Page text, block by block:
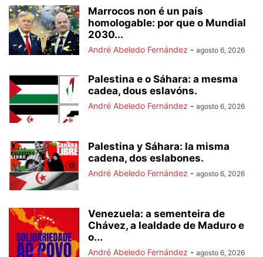
Marrocos non é un país
homologable: por que o Mundial
2030...
André Abeledo Fernández - agosto 6, 2026
Palestina e o Sáhara: a mesma
cadea, dous eslavóns.
André Abeledo Fernández - agosto 6, 2026
Palestina y Sáhara: la misma
cadena, dos eslabones.
André Abeledo Fernández - agosto 6, 2026
Venezuela: a sementeira de
Chávez, a lealdade de Maduro e
o...
André Abeledo Fernández - agosto 6, 2026